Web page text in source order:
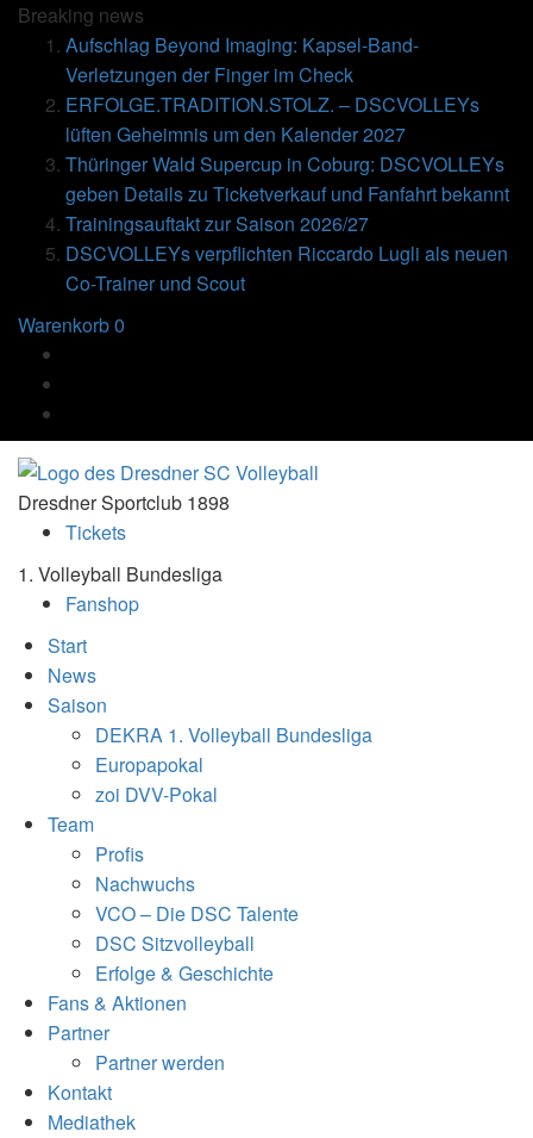
Breaking news
Aufschlag Beyond Imaging: Kapsel-Band-
Verletzungen der Finger im Check
ERFOLGE.TRADITION.STOLZ. – DSCVOLLEYs
lüften Geheimnis um den Kalender 2027
Thüringer Wald Supercup in Coburg: DSCVOLLEYs
geben Details zu Ticketverkauf und Fanfahrt bekannt
Trainingsauftakt zur Saison 2026/27
DSCVOLLEYs verpflichten Riccardo Lugli als neuen
Co-Trainer und Scout
Warenkorb0
Dresdner Sportclub 1898
Tickets
1. Volleyball Bundesliga
Fanshop
Start
News
Saison
DEKRA 1. Volleyball Bundesliga
Europapokal
zoi DVV-Pokal
Team
Profis
Nachwuchs
VCO – Die DSC Talente
DSC Sitzvolleyball
Erfolge & Geschichte
Fans & Aktionen
Partner
Partner werden
Kontakt
Mediathek